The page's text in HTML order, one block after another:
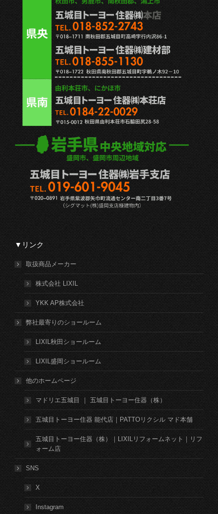
▼リンク
取扱商品メーカー
株式会社 LIXIL
YKK AP株式会社
弊社最寄りのショールーム
LIXIL秋田ショールーム
LIXIL盛岡ショールーム
他のホームページ
マドリエ五城目 ｜ 五城目トーヨー住器（株）
五城目トーヨー住器 能代店｜PATTOリクシル マド本舗
五城目トーヨー住器（株）｜LIXILリフォームネット｜リフ
ォーム店
SNS
X
Instagram